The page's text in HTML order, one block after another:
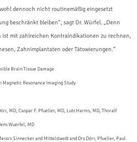
dennoch nicht routinemäßig eingesetzt
beschränkt bleiben“, sagt Dr. Würfel. „Denn
ist mit zahlreichen Kontraindikationen zu rechnen,
Zahnimplantaten oder Tätowierungen.“
Brain Tissue Damage
Resonance Imaging Study
MD, Caspar F. Pfueller, MD, Lutz Harms, MD, Thoralf
Wuerfel, MD
Sinnecker and Mittelstaedt and Drs Dörr, Pfueller, Paul